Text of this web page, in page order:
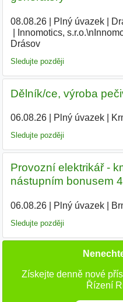
08.08.26| Plný úvazek|
Innomotics,
Drásov
Sledujte později
Dělník/ce, výroba
06.08.26| Plný úvazek|
Sledujte později
Provozní elektrikář -
nástupním bonusem
06.08.26| Plný úvazek|
Sledujte později
Získejte denně nové
Řízení